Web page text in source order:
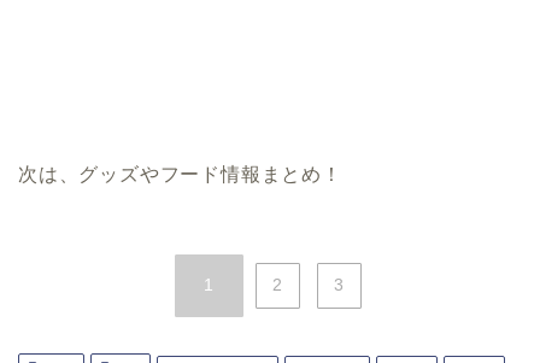
次は、グッズやフード情報まとめ！
1 2 3